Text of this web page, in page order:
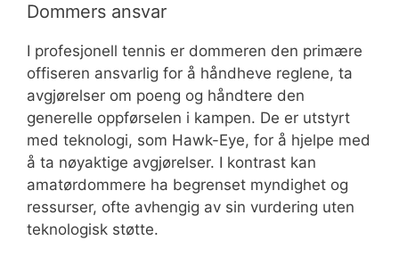
Dommers ansvar
I profesjonell tennis er dommeren den primære
offiseren ansvarlig for å håndheve reglene, ta
avgjørelser om poeng og håndtere den
generelle oppførselen i kampen. De er utstyrt
med teknologi, som Hawk-Eye, for å hjelpe med
å ta nøyaktige avgjørelser. I kontrast kan
amatørdommere ha begrenset myndighet og
ressurser, ofte avhengig av sin vurdering uten
teknologisk støtte.